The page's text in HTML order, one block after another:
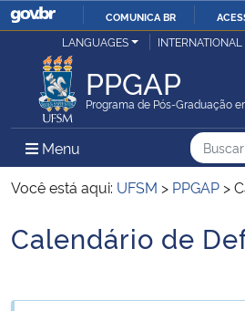
IR
COMUNICA BR
Ministério da Justiça e Segurança Pública
Ministério da Defesa
Ministério das Relações Exteriores
Ministério da Economia
LANGUAGES INTERNATIONAL
PPGAP
Programa de Pós-Graduação
Menu Menu Principal do Sítio
Busca
Busca:
Você está aqui: UFSM > PPGAP >
Início do conteúdo
Calendário de